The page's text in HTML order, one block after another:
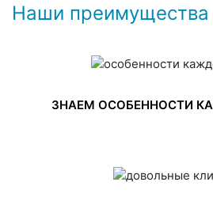
Наши преимущества
ЗНАЕМ ОСОБЕННОСТИ